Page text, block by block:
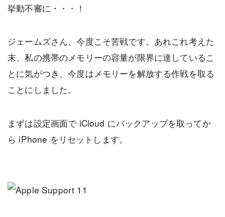
挙動不審に・・・！
ジェームズさん、今度こそ苦戦です。あれこれ考えた
末、私の携帯のメモリーの容量が限界に達しているこ
とに気がつき、今度はメモリーを解放する作戦を取る
ことにしました。
まずは設定画面で iCloud にバックアップを取ってか
ら iPhone をリセットします。